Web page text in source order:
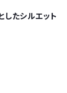
したシルエット